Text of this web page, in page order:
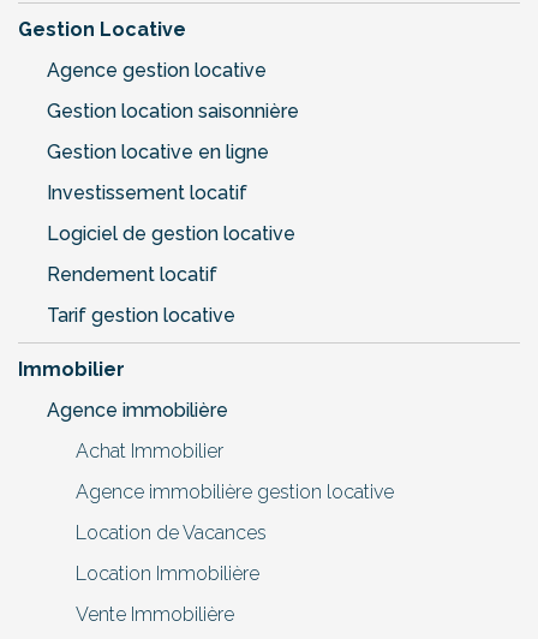
Gestion Locative
Agence gestion locative
Gestion location saisonnière
Gestion locative en ligne
Investissement locatif
Logiciel de gestion locative
Rendement locatif
Tarif gestion locative
Immobilier
Agence immobilière
Achat Immobilier
Agence immobilière gestion locative
Location de Vacances
Location Immobilière
Vente Immobilière